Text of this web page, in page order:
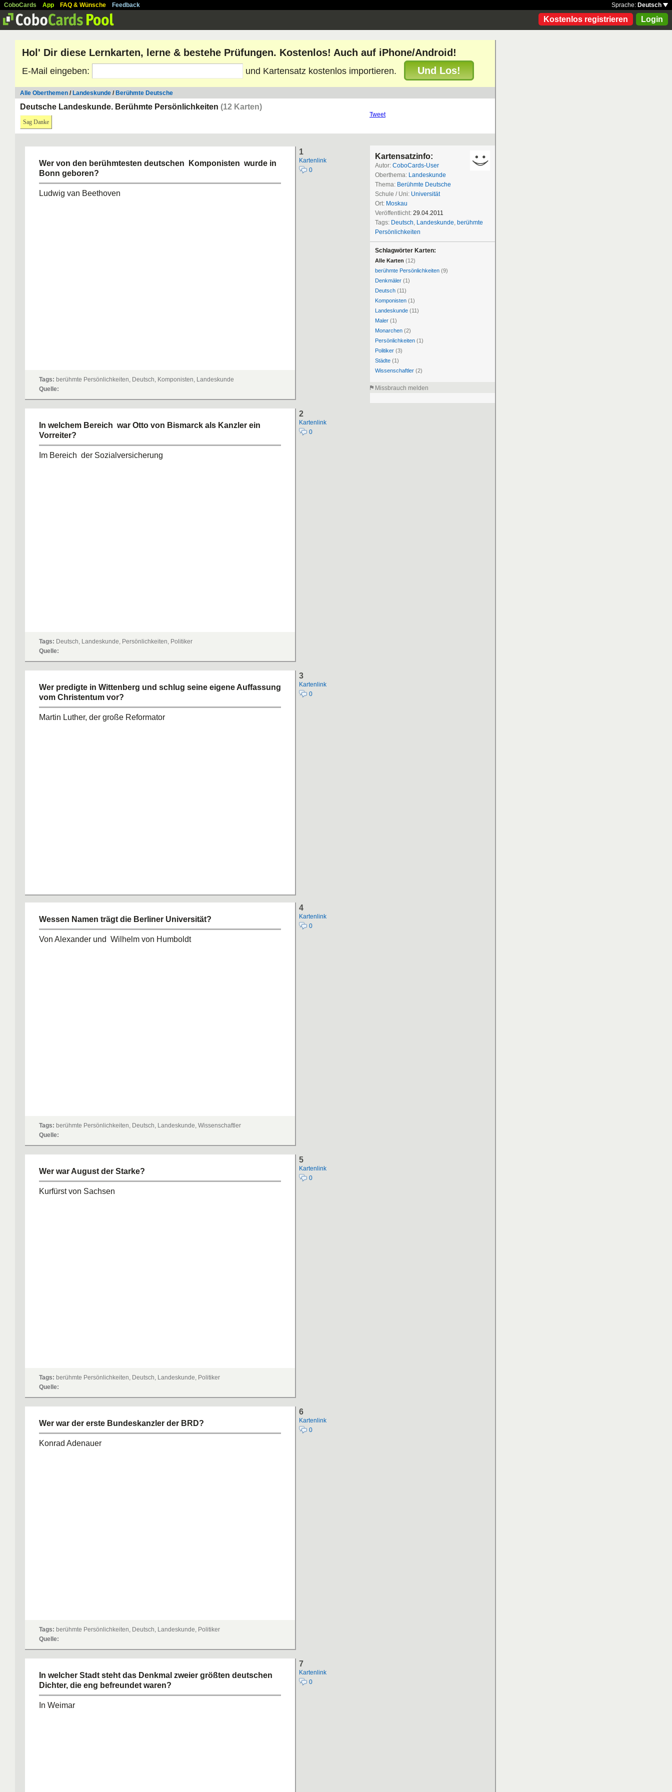
CoboCards App FAQ & Wünsche Feedback Sprache: Deutsch
Kostenlos registrieren Login
Hol' Dir diese Lernkarten, lerne & bestehe Prüfungen. Kostenlos! Auch auf iPhone/Android!
E-Mail eingeben: und Kartensatz kostenlos importieren. Und Los!
Alle Oberthemen / Landeskunde / Berühmte Deutsche
Deutsche Landeskunde. Berühmte Persönlichkeiten (12 Karten)
Sag Danke
Tweet
1
Kartenlink
0
Wer von den berühmtesten deutschen Komponisten wurde in
Bonn geboren?
Ludwig van Beethoven
Tags: berühmte Persönlichkeiten, Deutsch, Komponisten, Landeskunde
Quelle:
2
Kartenlink
0
In welchem Bereich war Otto von Bismarck als Kanzler ein
Vorreiter?
Im Bereich der Sozialversicherung
Tags: Deutsch, Landeskunde, Persönlichkeiten, Politiker
Quelle:
3
Kartenlink
0
Wer predigte in Wittenberg und schlug seine eigene Auffassung
vom Christentum vor?
Martin Luther, der große Reformator
4
Kartenlink
0
Wessen Namen trägt die Berliner Universität?
Von Alexander und Wilhelm von Humboldt
Tags: berühmte Persönlichkeiten, Deutsch, Landeskunde, Wissenschaftler
Quelle:
5
Kartenlink
0
Wer war August der Starke?
Kurfürst von Sachsen
Tags: berühmte Persönlichkeiten, Deutsch, Landeskunde, Politiker
Quelle:
6
Kartenlink
0
Wer war der erste Bundeskanzler der BRD?
Konrad Adenauer
Tags: berühmte Persönlichkeiten, Deutsch, Landeskunde, Politiker
Quelle:
7
Kartenlink
0
In welcher Stadt steht das Denkmal zweier größten deutschen
Dichter, die eng befreundet waren?
In Weimar
Kartensatzinfo:
Autor: CoboCards-User
Oberthema: Landeskunde
Thema: Berühmte Deutsche
Schule / Uni: Universität
Ort: Moskau
Veröffentlicht: 29.04.2011
Tags: Deutsch, Landeskunde, berühmte
Persönlichkeiten
Schlagwörter Karten:
Alle Karten (12)
berühmte Persönlichkeiten (9)
Denkmäler (1)
Deutsch (11)
Komponisten (1)
Landeskunde (11)
Maler (1)
Monarchen (2)
Persönlichkeiten (1)
Politiker (3)
Städte (1)
Wissenschaftler (2)
Missbrauch melden